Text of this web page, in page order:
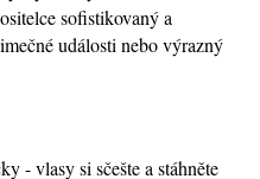
sofistikovaný a
události nebo výrazný
- vlasy si sčešte a stáhněte